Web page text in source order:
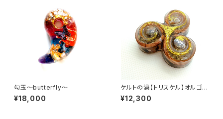
勾玉～butterfly～
¥18,000
ケルトの渦【トリスケル】オルゴナ
イト
¥12,300